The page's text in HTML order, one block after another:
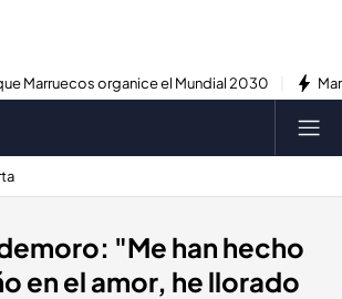
Marruecos organice el Mundial 2030
"Me han hecho
en el amor, he llorado